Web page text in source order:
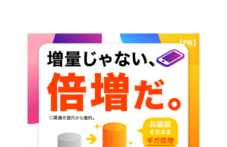
【PR】